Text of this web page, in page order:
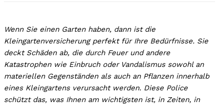
Wenn Sie einen Garten haben, dann ist die
Kleingartenversicherung perfekt für Ihre Bedürfnisse. Sie
deckt Schäden ab, die durch Feuer und andere
Katastrophen wie Einbruch oder Vandalismus sowohl an
materiellen Gegenständen als auch an Pflanzen innerhalb
eines Kleingartens verursacht werden. Diese Police
schützt das, was Ihnen am wichtigsten ist, in Zeiten, in